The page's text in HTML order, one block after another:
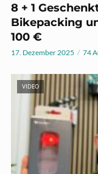
8 + 1
Bikepacking
100 €
17. Dezember 2025 74
VIDEO